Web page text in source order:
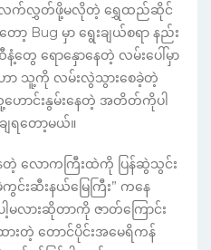
လက်လွှတ်ဖို့မလိုတဲ့ ရွှေထည်ဆိုင်
ာ့ Bug မှာ ရွေးချယ်စရာ နည်း
ေ ရောနှောနေတဲ့ လမ်းပေါ်မှာ
ဟာ သူ့ကို လမ်းလွဲသွားစေခဲ့တဲ့
ောင်းနွမ်းနေတဲ့ အတိတ်ကိုပါ
ျရတော့မယ်။
တဲ့ လောကကြီးထဲကို ပြန်ဆွဲသွင်း
းဆီးနယ်မြေကြီး” ကနေ
လားဆိုတာကို ဇာတ်ကြောင်း
ားတဲ့ တောင်ပိုင်းအမေရိကန်